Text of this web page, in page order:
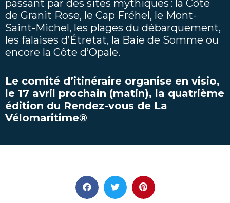
passant par des sites mythiques : la Côte
de Granit Rose, le Cap Fréhel, le Mont-
Saint-Michel, les plages du débarquement,
les falaises d’Étretat, la Baie de Somme ou
encore la Côte d’Opale.
Le comité d’itinéraire organise en visio,
le 17 avril prochain (matin), la quatrième
édition du Rendez-vous de La
Vélomaritime®